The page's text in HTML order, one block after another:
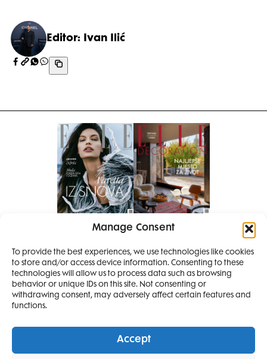
Manage Consent
To provide the best experiences, we use technologies like cookies
to store and/or access device information. Consenting to these
technologies will allow us to process data such as browsing
behavior or unique IDs on this site. Not consenting or
withdrawing consent, may adversely affect certain features and
functions.
Accept
Editor: Ivan Ilić
Pretplati se na časopis
PRETPLATITE SE
Elle ProjectsElle Beauty AwardsElle Style Awards
SMANJI
4 IZDANJA
I 2 IZDANJA ELLE
DECORATIONA +